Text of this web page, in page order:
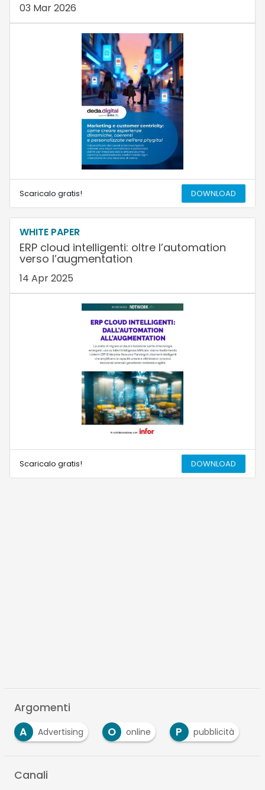
03 Mar 2026
Scaricalo gratis! DOWNLOAD
WHITE PAPER
ERP cloud intelligenti: oltre l’automation
verso l’augmentation
14 Apr 2025
Scaricalo gratis! DOWNLOAD
Argomenti
A
Advertising O online P pubblicità
Canali